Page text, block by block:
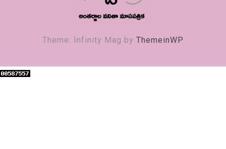
Theme: Infinity Mag by ThemeinWP